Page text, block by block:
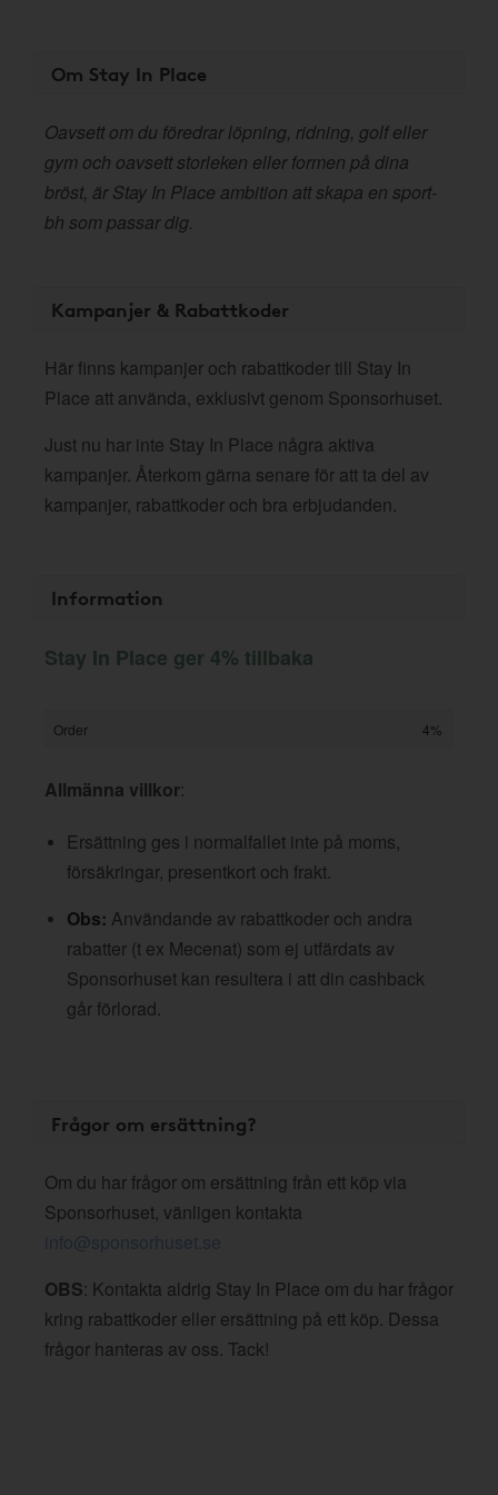
Om Stay In Place
Oavsett om du föredrar löpning, ridning, golf eller
gym och oavsett storleken eller formen på dina
bröst, är Stay In Place ambition att skapa en sport-
bh som passar dig.
Kampanjer & Rabattkoder
Här finns kampanjer och rabattkoder till Stay In
Place att använda, exklusivt genom Sponsorhuset.
Just nu har inte Stay In Place några aktiva
kampanjer. Återkom gärna senare för att ta del av
kampanjer, rabattkoder och bra erbjudanden.
Information
Stay In Place ger 4% tillbaka
Order 4%
Allmänna villkor:
Ersättning ges i normalfallet inte på moms,
försäkringar, presentkort och frakt.
Obs: Användande av rabattkoder och andra
rabatter (t ex Mecenat) som ej utfärdats av
Sponsorhuset kan resultera i att din cashback
går förlorad.
Frågor om ersättning?
Om du har frågor om ersättning från ett köp via
Sponsorhuset, vänligen kontakta
info@sponsorhuset.se
OBS: Kontakta aldrig Stay In Place om du har frågor
kring rabattkoder eller ersättning på ett köp. Dessa
frågor hanteras av oss. Tack!